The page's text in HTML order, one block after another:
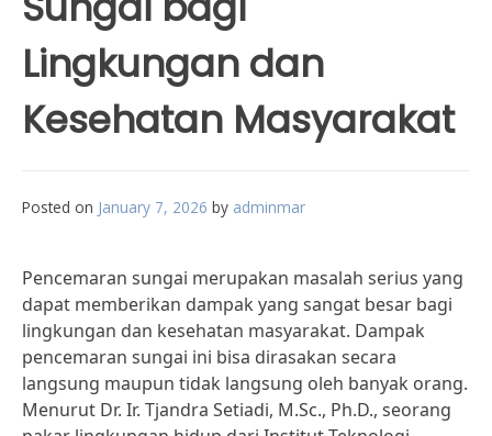
Lingkungan dan
Kesehatan Masyarakat
Posted on January 7, 2026 by adminmar
Pencemaran sungai merupakan masalah serius yang
dapat memberikan dampak yang sangat besar bagi
lingkungan dan kesehatan masyarakat. Dampak
pencemaran sungai ini bisa dirasakan secara
langsung maupun tidak langsung oleh banyak orang.
Menurut Dr. Ir. Tjandra Setiadi, M.Sc., Ph.D., seorang